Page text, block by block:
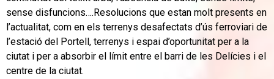
sense disfuncions….Resolucions que estan molt presents en
l’actualitat, com en els terrenys desafectats d’ús ferroviari de
l’estació del Portell, terrenys i espai d’oportunitat per a la
ciutat i per a absorbir el límit entre el barri de les Delícies i el
centre de la ciutat.